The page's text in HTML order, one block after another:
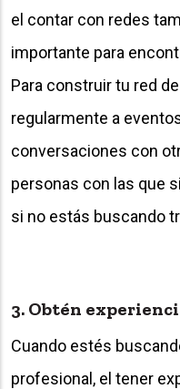
el contar con redes
importante para
Para construir tu red
regularmente a
conversaciones con
personas con las que
si no estás buscando
3. Obtén
Cuando estés
profesional, el tener